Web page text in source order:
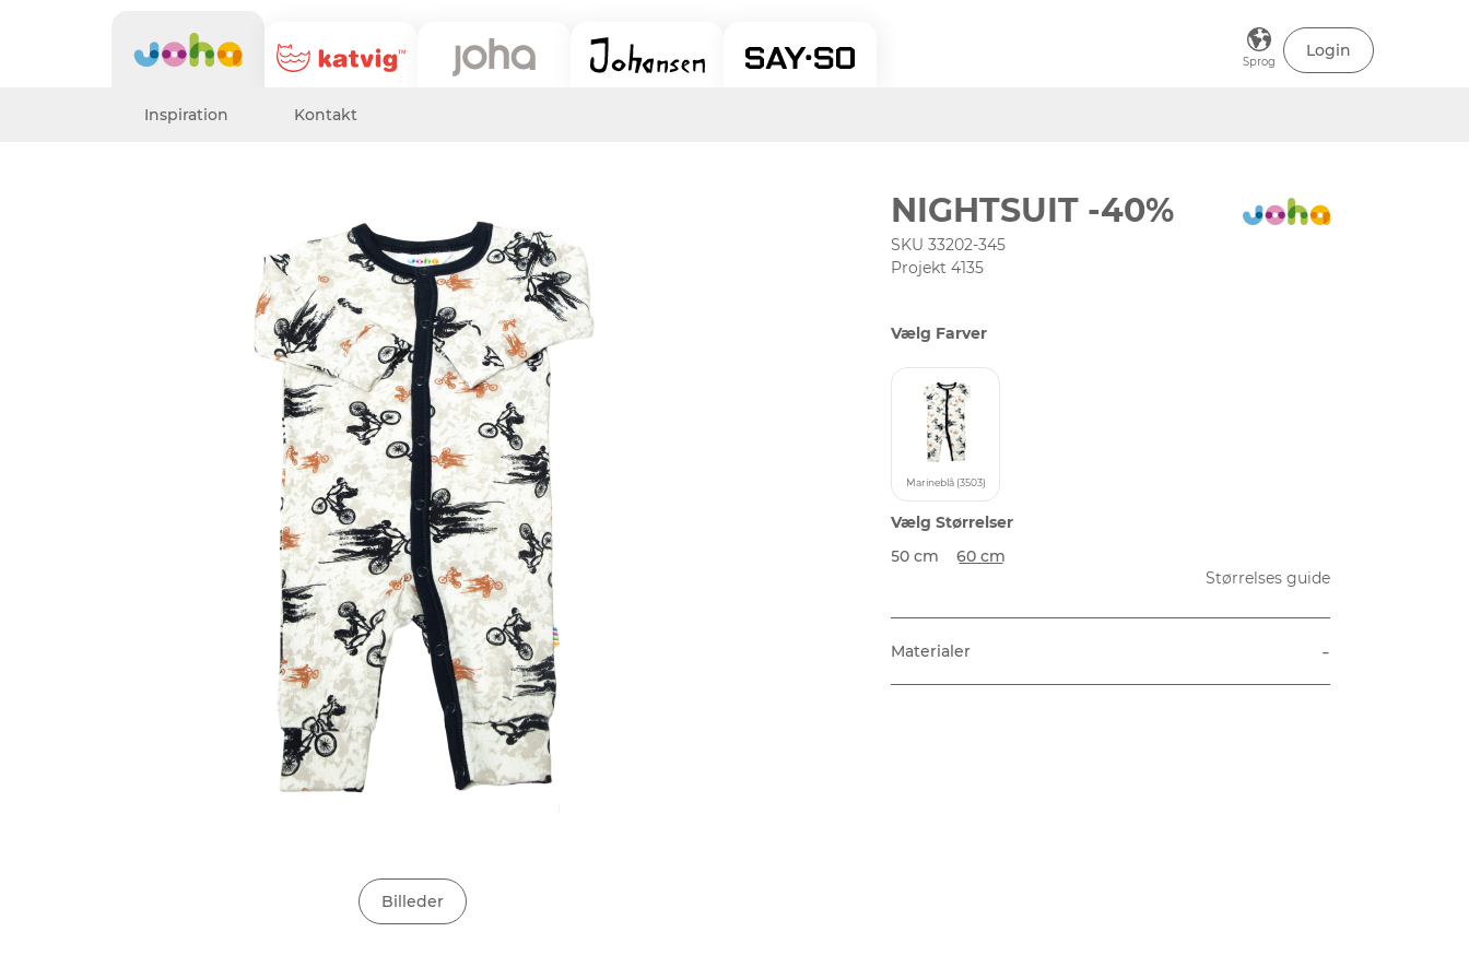
Sprog
Login
Inspiration Kontakt
Billeder
NIGHTSUIT -40%
SKU 33202-345
Projekt 4135
Vælg Farver
Marineblå (3503)
Vælg Størrelser
50 cm
60 cm
Størrelses guide
Materialer -